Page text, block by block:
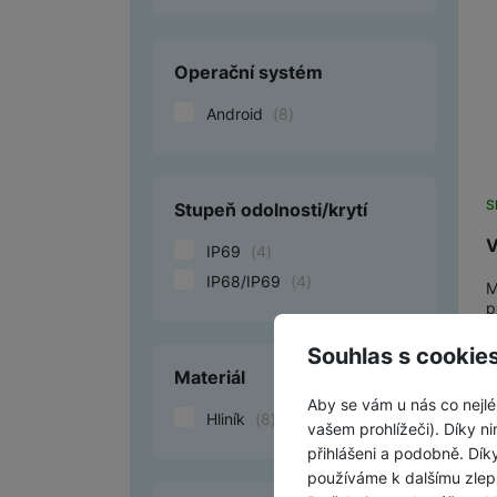
Souhlas s
Aby se vám u nás co
vašem prohlížeči). Díky
přihlášeni a podobně.
používáme k dalšímu
Operační systém
Android (8)
Stupeň odolnosti/krytí
IP69 (4)
IP68/IP69
(4)
Materiál
Hliník (8)
-